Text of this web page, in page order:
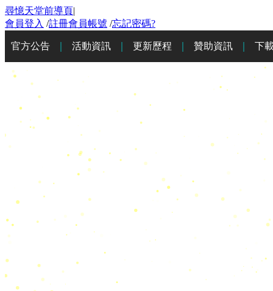
尋憶天堂前導頁|
會員登入 /註冊會員帳號 /忘記密碼?